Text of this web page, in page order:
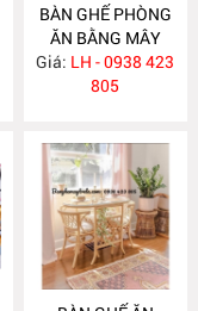
BÀN GHẾ PHÒNG
ĂN BẰNG MÂY
MA727
Giá: LH - 0938 423
805